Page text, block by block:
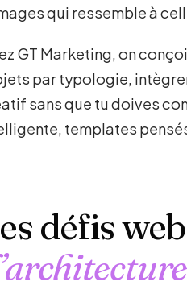
qui ressemble à
GT Marketing, on
par typologie,
sans que tu doives
templates
défis